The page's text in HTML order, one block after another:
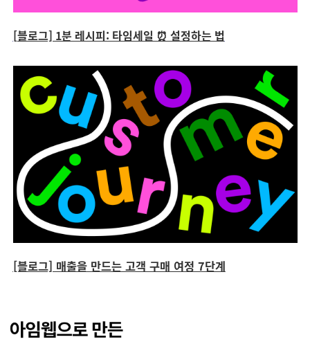
[블로그] 1분 레시피: 타임세일 ⏰ 설정하는 법
[블로그] 매출을 만드는 고객 구매 여정 7단계